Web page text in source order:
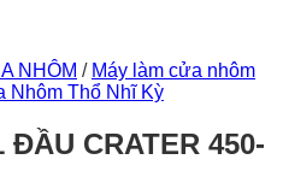
NHÔM / Máy làm cửa nhôm
Nhôm Thổ Nhĩ Kỳ
ĐẦU CRATER 450-